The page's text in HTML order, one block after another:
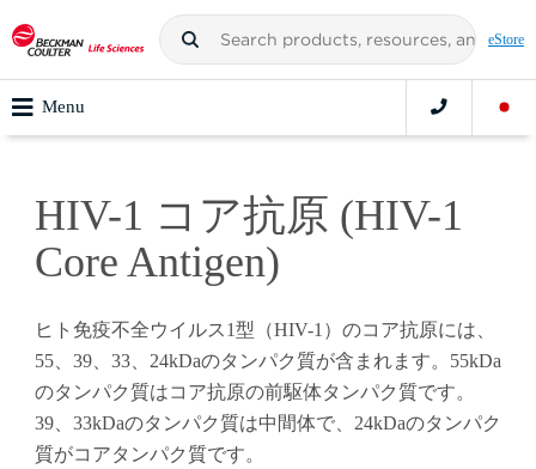
eStore
Menu
HIV-1 コア抗原 (HIV-1
Core Antigen)
ヒト免疫不全ウイルス1型（HIV-1）のコア抗原には、
55、39、33、24kDaのタンパク質が含まれます。55kDa
のタンパク質はコア抗原の前駆体タンパク質です。
39、33kDaのタンパク質は中間体で、24kDaのタンパク
質がコアタンパク質です。